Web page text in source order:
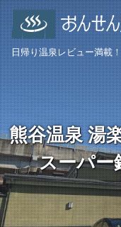
日帰り温泉レビュー満載！
熊谷温泉 湯
スーパー